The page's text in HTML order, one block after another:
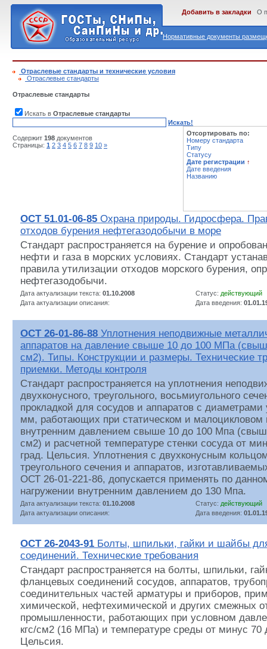
Нормативные документы
Добавить в закладки О
Отраслевые стандарты и технические условия
Отраслевые стандарты
Отраслевые стандарты
Искать в Отраслевые стандарты
Искать!
Содержит 198 документов
Страницы: 1 2 3 4 5 6 7 8 9 10 »
Отсортировать по:
Номеру стандарта
Типу
Статусу
Дате регистрации ↑
Дате введения
Названию
ОСТ 51.01-06-85 Охрана природы. Гидросфера.
отходов бурения нефтегазодобычи в море
Стандарт распространяется на бурение и
нефти и газа в морских условиях. Стандарт
правила утилизации отходов морского бурения,
нефтегазодобычи.
Дата актуализации текста: 01.10.2008 Статус: действующий
Дата актуализации описания:
Дата введения:
ОСТ 26-01-86-88 Уплотнения неподвижные
аппаратов на давление свыше 10 до 100 МПа
см2). Типы. Конструкции и размеры. Технические
приемки. Методы контроля
Стандарт распространяется на уплотнения
двухконусного, треугольного, восьмиугольного
прокладкой для сосудов и аппаратов с диаметрами
мм, работающих при статическом и малоцикловом
внутренним давлением свыше 10 до 100 Мпа
см2) и расчетной температуре стенки сосуда от
град. Цельсия. Уплотнения с двухконусным
треугольного сечения и аппаратов,
ОСТ 26-01-221-86, допускается применять по
нагружении внутренним давлением до 130 Мпа.
Дата актуализации текста: 01.10.2008 Статус: действующий
Дата актуализации описания:
Дата введения:
ОСТ 26-2043-91 Болты, шпильки, гайки и шайбы
соединений. Технические требования
Стандарт распространяется на болты, шпильки,
фланцевых соединений сосудов, аппаратов,
соединительных частей арматуры и приборов,
химической, нефтехимической и других смежных
промышленности, работающих при условном
кгс/см2 (16 МПа) и температуре среды от минус 70
Цельсия.